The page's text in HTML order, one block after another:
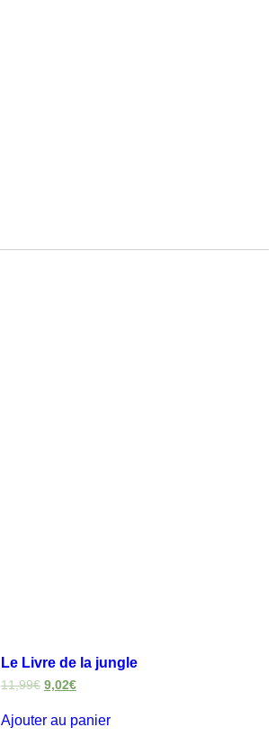
Le Livre de la jungle
11,99€ 9,02€
Ajouter au panier